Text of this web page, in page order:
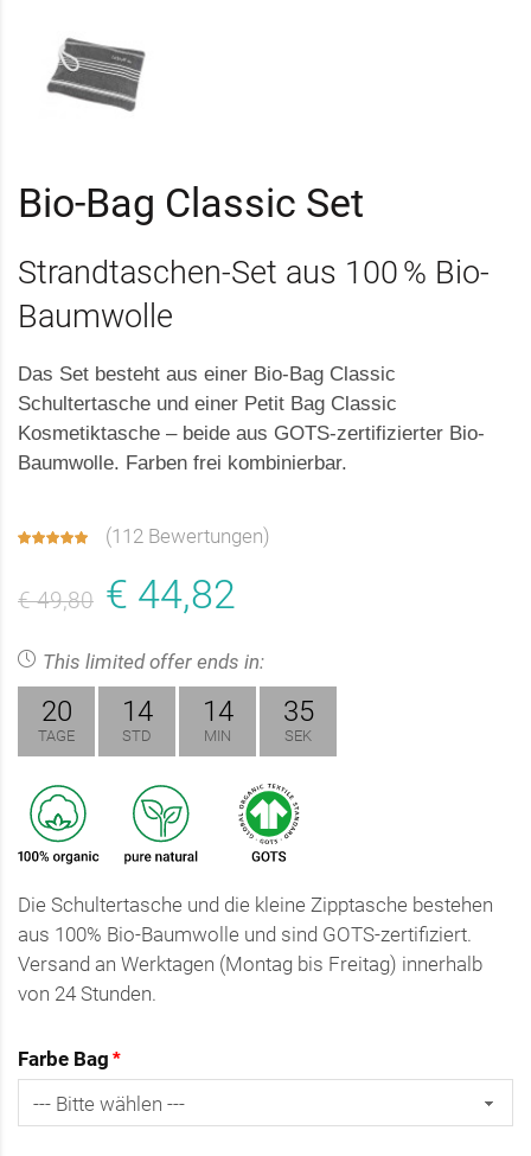
Bio-Bag Classic Set
Strandtaschen-Set aus 100 % Bio-
Baumwolle
Das Set besteht aus einer Bio-Bag Classic
Schultertasche und einer Petit Bag Classic
Kosmetiktasche – beide aus GOTS-zertifizierter Bio-
Baumwolle. Farben frei kombinierbar.
(112 Bewertungen)
€ 49,80 € 44,82
This limited offer ends in:
20
TAGE
14
STD
14
MIN
35
SEK
Die Schultertasche und die kleine Zipptasche bestehen
aus 100% Bio-Baumwolle und sind GOTS-zertifiziert.
Versand an Werktagen (Montag bis Freitag) innerhalb
von 24 Stunden.
Farbe Bag